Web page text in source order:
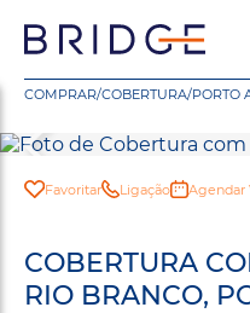
COMPRAR/COBERTURA/PORTO
Favoritar Ligação Agendar
COBERTURA
RIO BRANCO,